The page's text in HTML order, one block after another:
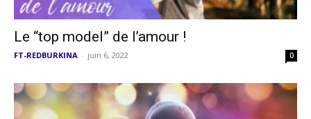
Le “top model” de l’amour !
FT-REDBURKINA - juin 6, 2022 0